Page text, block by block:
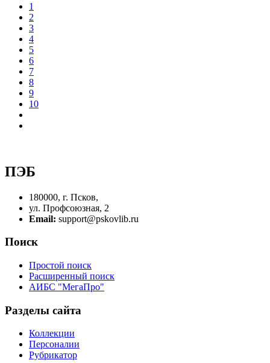
1
2
3
4
5
6
7
8
9
10
ПЭБ
180000, г. Псков,
ул. Профсоюзная, 2
Email: support@pskovlib.ru
Поиск
Простой поиск
Расширенный поиск
АИБС "МегаПро"
Разделы сайта
Коллекции
Персоналии
Рубрикатор